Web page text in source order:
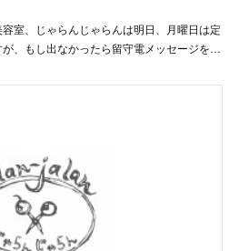
室、じゃらんじゃらんは明日、月曜日は定
、もし出なかったら留守電メッセージを…